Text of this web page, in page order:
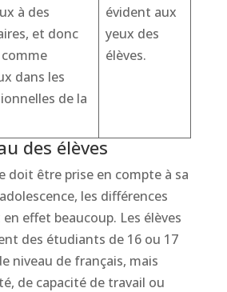
à des
et donc
dans les
de la
évident aux
yeux des
élèves.
des élèves
doit être prise en compte à sa
les différences
effet beaucoup. Les élèves
des étudiants de 16 ou 17
niveau de français, mais
de capacité de travail ou